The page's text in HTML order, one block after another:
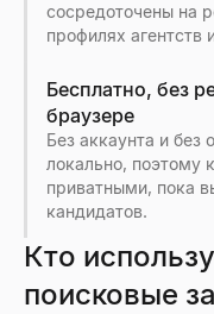
сосредоточены на
профилях агентств
Бесплатно, без
браузере
Без аккаунта и без
локально, поэтому
приватными, пока
кандидатов.
Кто
поисковые